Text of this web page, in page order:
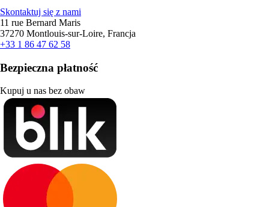
Skontaktuj się z nami
11 rue Bernard Maris
37270 Montlouis-sur-Loire, Francja
+33 1 86 47 62 58
Bezpieczna płatność
Kupuj u nas bez obaw